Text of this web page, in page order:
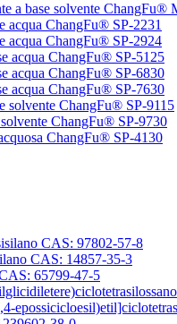
a base solvente ChangFu®
acqua ChangFu® SP-2231
acqua ChangFu® SP-2924
acqua ChangFu® SP-5125
acqua ChangFu® SP-6830
acqua ChangFu® SP-7630
solvente ChangFu® SP-9115
ChangFu® SP-9730
ChangFu® SP-4130
CAS: 97802-57-8
CAS: 14857-35-3
65799-47-5